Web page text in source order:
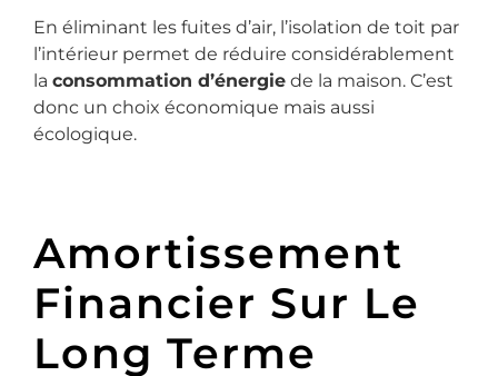
En éliminant les fuites d’air, l’isolation de toit par
l’intérieur permet de réduire considérablement
la consommation d’énergie de la maison. C’est
donc un choix économique mais aussi
écologique.
Amortissement
Financier Sur Le
Long Terme